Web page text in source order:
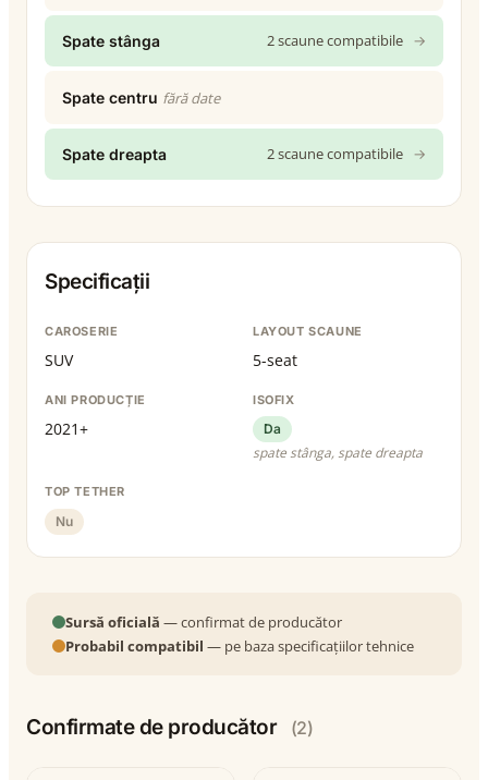
Spate stânga 2 scaune compatibile →
Spate centru fără date
Spate dreapta 2 scaune compatibile →
Specificații
CAROSERIE
SUV
LAYOUT SCAUNE
5-seat
ANI PRODUCȚIE
2021+
ISOFIX
Da
spate stânga, spate dreapta
TOP TETHER
Nu
Sursă oficială — confirmat de producător
Probabil compatibil — pe baza specificațiilor tehnice
Confirmate de producător (2)